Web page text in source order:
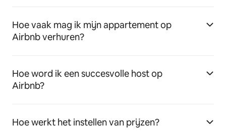
Hoe vaak mag ik mijn appartement op
Airbnb verhuren?
Hoe word ik een succesvolle host op
Airbnb?
Hoe werkt het instellen van prijzen?